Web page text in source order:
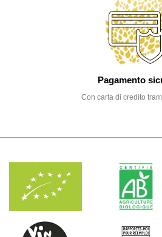
Pagamento
Con carta di credito